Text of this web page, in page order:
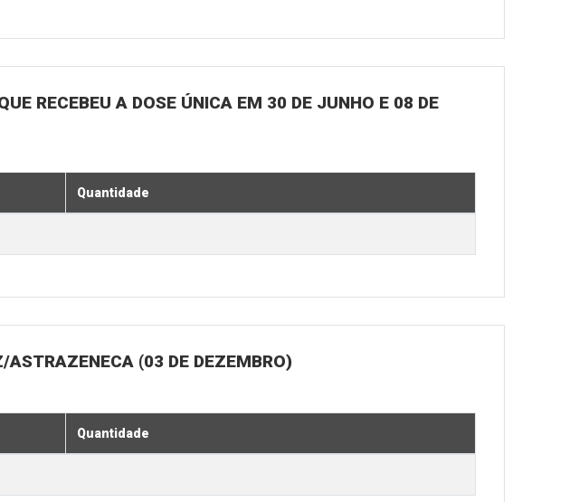
RECEBEU A DOSE ÚNICA EM 30 DE JUNHO E 08 DE
Quantidade
ASTRAZENECA (03 DE DEZEMBRO)
Quantidade